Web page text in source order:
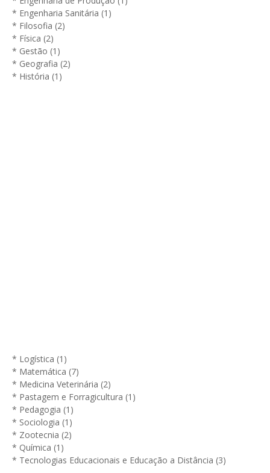
* Engenharia Sanitária (1)
* Filosofia (2)
* Física (2)
* Gestão (1)
* Geografia (2)
* História (1)
* Logística (1)
* Matemática (7)
* Medicina Veterinária (2)
* Pastagem e Forragicultura (1)
* Pedagogia (1)
* Sociologia (1)
* Zootecnia (2)
* Química (1)
* Tecnologias Educacionais e Educação a Distância (3)